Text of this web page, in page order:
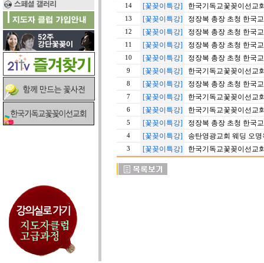
14 [꽃꽂이특강] 한국기독교꽃꽂이선교
13 [꽃꽂이특강] 정장복 총장 초청 한국
12 [꽃꽂이특강] 정장복 총장 초청 한국
11 [꽃꽂이특강] 정장복 총장 초청 한국
10 [꽃꽂이특강] 정장복 총장 초청 한국
9 [꽃꽂이특강] 한국기독교꽃꽂이선교
8 [꽃꽂이특강] 정장복 총장 초청 한국
7 [꽃꽂이특강] 한국기독교꽃꽂이선교
6 [꽃꽂이특강] 한국기독교꽃꽂이선교
5 [꽃꽂이특강] 정장복 총장 초청 한국
4 [꽃꽂이특강] 송탄영광교회 웨딩 오
3 [꽃꽂이특강] 한국기독교꽃꽂이선교